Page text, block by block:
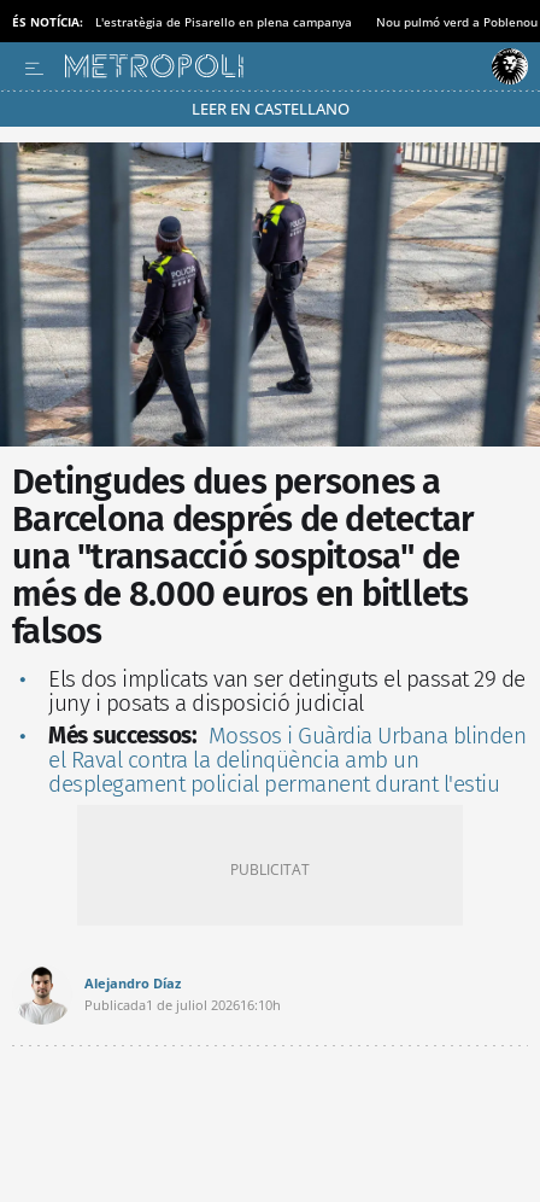
ÉS NOTÍCIA: L'estratègia de Pisarello en plena campanya Nou pulmó verd a Poblenou
LEER EN CASTELLANO
Passa’t al mode estalvi
Detingudes dues persones a
Barcelona després de detectar
una "transacció sospitosa" de
més de 8.000 euros en bitllets
falsos
Els dos implicats van ser detinguts el passat 29 de
juny i posats a disposició judicial
Més successos: Mossos i Guàrdia Urbana blinden
el Raval contra la delinqüència amb un
desplegament policial permanent durant l'estiu
Alejandro Díaz
Publicada1 de juliol 202616:10h